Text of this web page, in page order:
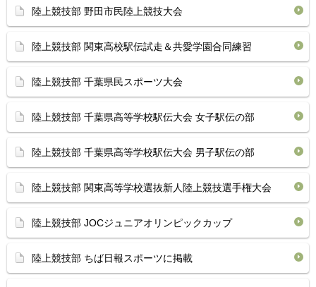
陸上競技部 野田市民陸上競技大会
陸上競技部 関東高校駅伝試走＆共愛学園合同練習
陸上競技部 千葉県民スポーツ大会
陸上競技部 千葉県高等学校駅伝大会 女子駅伝の部
陸上競技部 千葉県高等学校駅伝大会 男子駅伝の部
陸上競技部 関東高等学校選抜新人陸上競技選手権大会
陸上競技部 JOCジュニアオリンピックカップ
陸上競技部 ちば日報スポーツに掲載